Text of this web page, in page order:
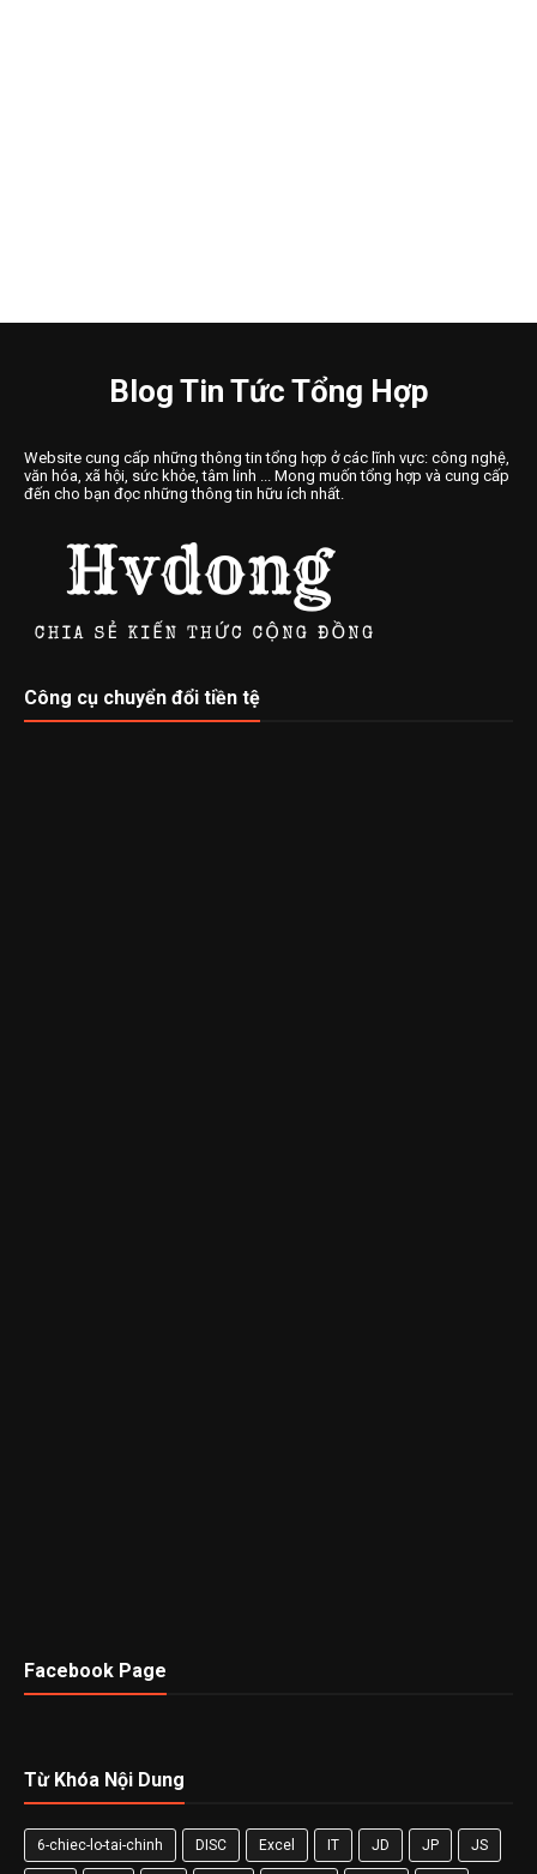
Blog Tin Tức Tổng Hợp
Website cung cấp những thông tin tổng hợp ở các lĩnh vực: công nghệ,
văn hóa, xã hội, sức khỏe, tâm linh ... Mong muốn tổng hợp và cung cấp
đến cho bạn đọc những thông tin hữu ích nhất.
Công cụ chuyển đổi tiền tệ
Facebook Page
Từ Khóa Nội Dung
6-chiec-lo-tai-chinh DISC Excel IT JD JP JS